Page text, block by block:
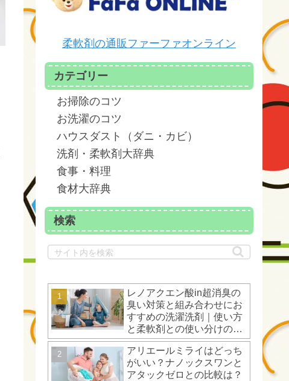
柔軟剤の通販ファーファオンライン
カテゴリー
お掃除のコツ
お洗濯のコツ
ハウスダスト（ダニ・カビ）
洗剤・柔軟剤大辞典
食事・料理
食材大辞典
検索
レノアクエン酸in超消臭の
臭い対策と組み合わせにお
すすめの洗濯洗剤｜使い方
と柔軟剤との使い分けのコ
ツ
アリエールミライはどっち
がいい？ナノックスワンと
アタックゼロとの比較は？